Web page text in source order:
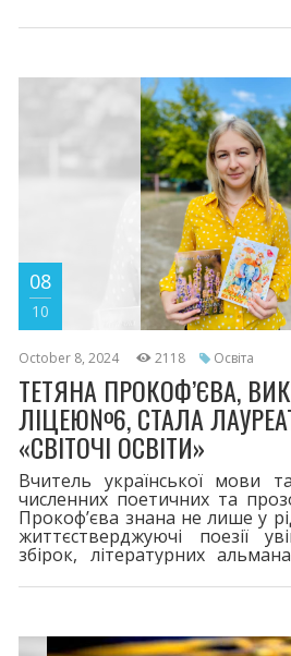
08
10
October 8, 2024 2118 Освіта
ТЕТЯНА ПРОКОФ’ЄВА,
ЛІЦЕЮ№6, СТАЛА
«СВІТОЧІ ОСВІТИ»
Вчитель української мови
численних поетичних та
Прокоф’єва знана не лише у
життєстверджуючі поезії
збірок, літературних
у світ вийшов авторський